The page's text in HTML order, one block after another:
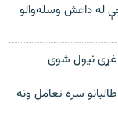
له داعش وسله‌والو
غړی نیول شوی
سره تعامل ونه